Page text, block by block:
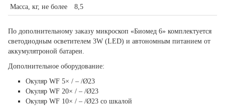
Масса, кг, не более 8,5
По дополнительному заказу микроскоп «Биомед 6» комплектуется
светодиодным осветителем 3W (LED) и автономным питанием от
аккумулятроной батареи.
Дополнительное оборудование:
Окуляр WF 5× / – /Ø23
Окуляр WF 20× / – /Ø23
Окуляр WF 10× / – /Ø23 со шкалой